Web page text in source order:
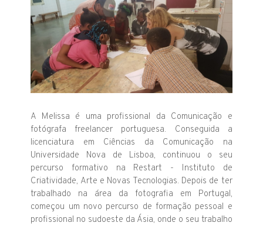
A Melissa é uma profissional da Comunicação e
fotógrafa freelancer portuguesa. Conseguida a
licenciatura em Ciências da Comunicação na
Universidade Nova de Lisboa, continuou o seu
percurso formativo na Restart - Instituto de
Criatividade, Arte e Novas Tecnologias. Depois de ter
trabalhado na área da fotografia em Portugal,
começou um novo percurso de formação pessoal e
profissional no sudoeste da Ásia, onde o seu trabalho